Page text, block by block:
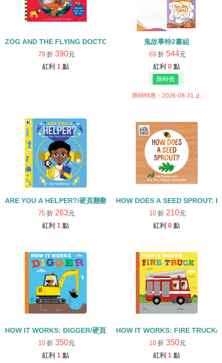
ZOG AND THE FLYING DOCTORS/英文繪本+CD
79 折 390元
紅利 1 點
鬼故事特2書組
69 折 544元
紅利 0 點
限時特惠：2026-08-31 止
ARE YOU A HELPER?/硬頁翻翻書
75 折 263元
紅利 1 點
HOW DOES A SEED SPROUT:
10 折 210元
紅利 0 點
HOW IT WORKS: DIGGER/硬頁書
10 折 350元
紅利 1 點
HOW IT WORKS: FIRE TRUCK/
10 折 350元
紅利 1 點